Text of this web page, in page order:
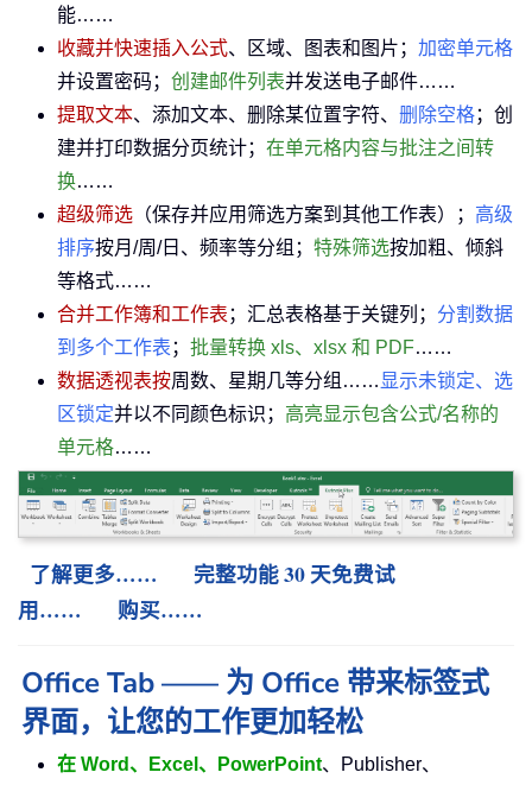
能……
收藏并快速插入公式、区域、图表和图片； 加密单元格
并设置密码； 创建邮件列表并发送电子邮件……
提取文本、添加文本、删除某位置字符、 删除空格；创
建并打印数据分页统计； 在单元格内容与批注之间转
换……
超级筛选 （保存并应用筛选方案到其他工作表）； 高级
排序按月/周/日、频率等分组； 特殊筛选按加粗、倾斜
等格式……
合并工作簿和工作表 ；汇总表格基于关键列； 分割数据
到多个工作表 ； 批量转换 xls、xlsx 和 PDF……
数据透视表按周数、星期几等分组…… 显示未锁定、选
区锁定并以不同颜色标识； 高亮显示包含公式/名称的
单元格……
了解更多……
完整功能 30 天免费试
用……
购买……
Office Tab —— 为 Office 带来标签式
界面，让您的工作更加轻松
在 Word、Excel、PowerPoint、Publisher、